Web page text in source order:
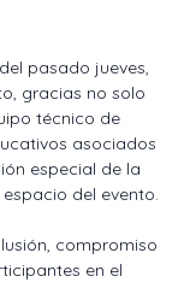
pasado jueves,
gracias no solo
técnico de
asociados
especial de la
del evento.
compromiso
en el